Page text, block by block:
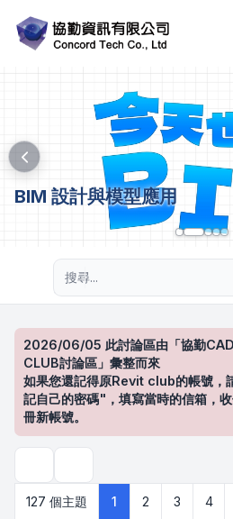
BIM 設計與模型應用
2026/06/05 此討論區由「協勤
CLUB討論區」彙整而來
如果您還記得原Revit club的帳號，
記自己的密碼"，填寫當時的信箱，
冊新帳號。
127 個主題
1 2 3 4